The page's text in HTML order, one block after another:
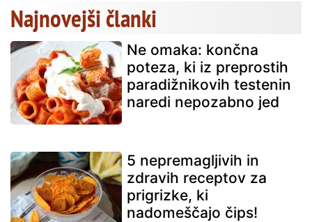
Najnovejši članki
Ne omaka: končna
poteza, ki iz preprostih
paradižnikovih testenin
naredi nepozabno jed
5 nepremagljivih in
zdravih receptov za
prigrizke, ki
nadomeščajo čips!